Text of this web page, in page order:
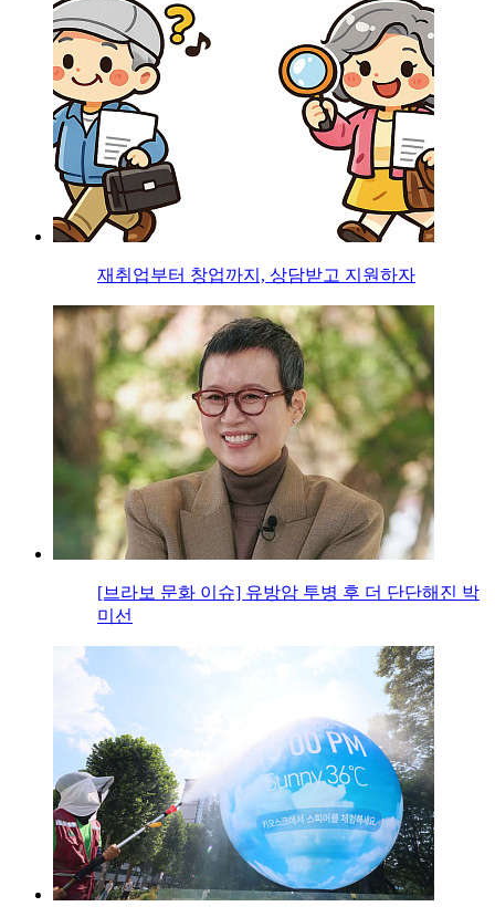
재취업부터 창업까지, 상담받고 지원하자
[브라보 문화 이슈] 유방암 투병 후 더 단단해진 박
미선